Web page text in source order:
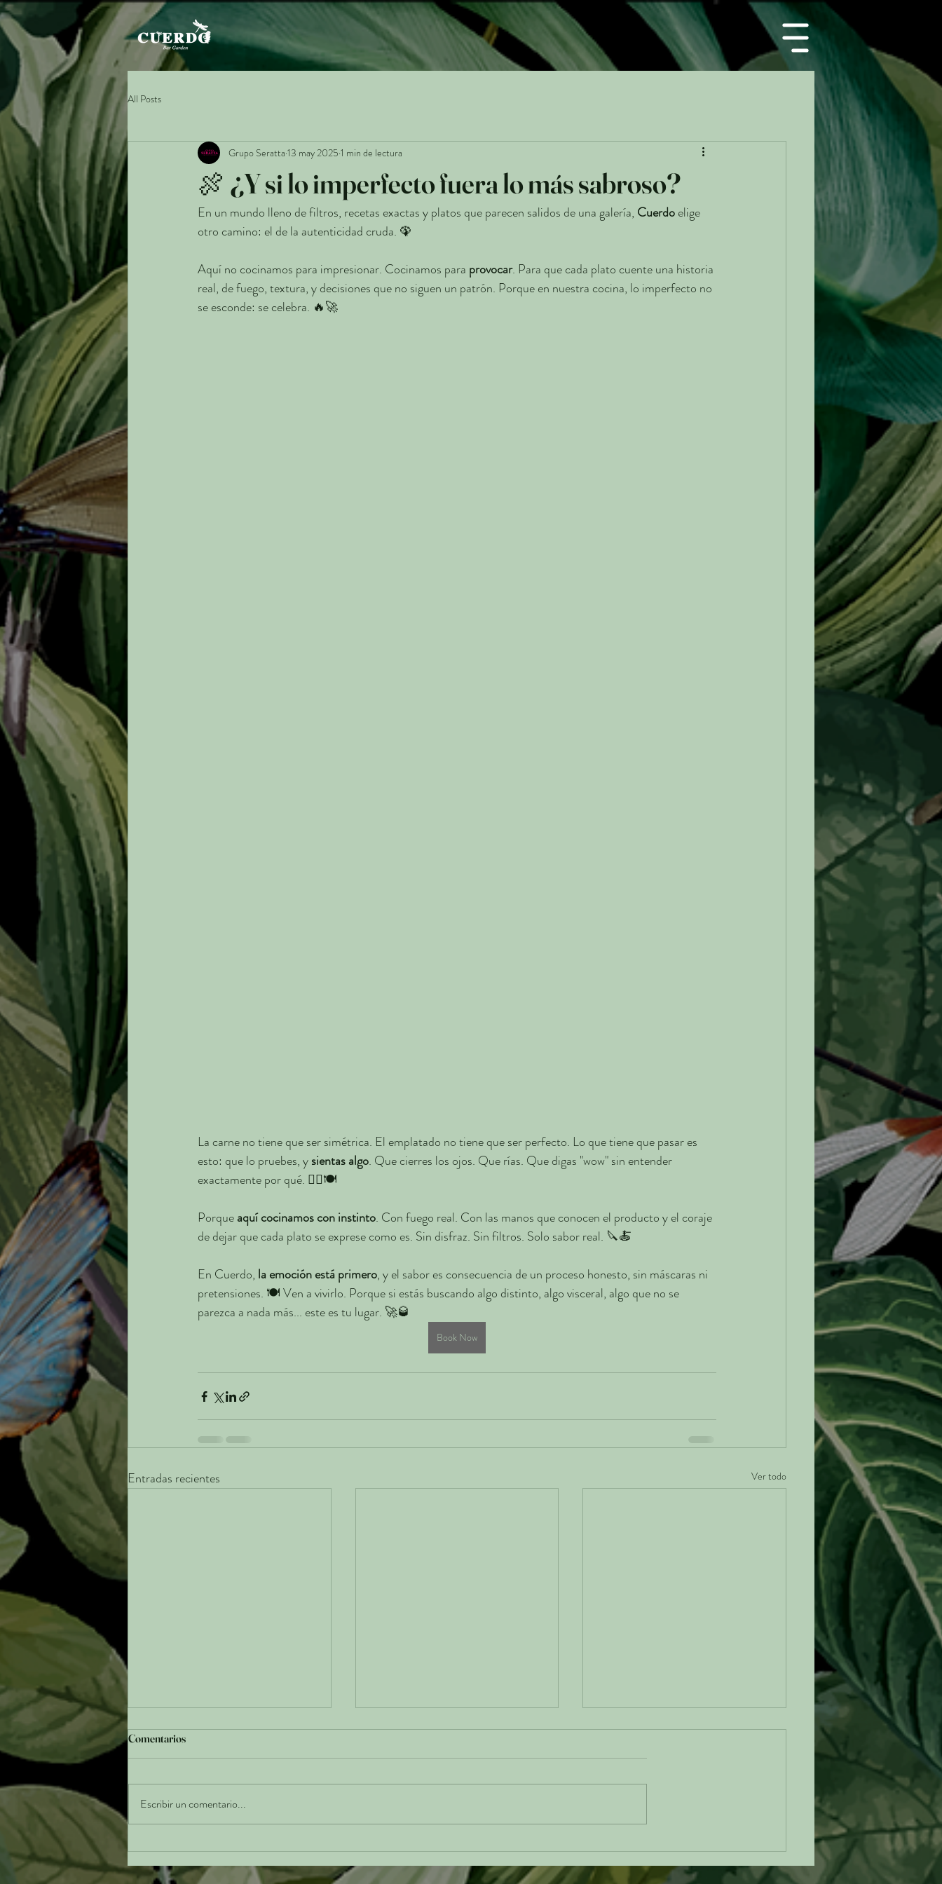
All Posts
🍖 ¿Y si lo imperfecto fuera lo más sabroso?
Grupo Seratta 13 may 2025 1 min de lectura
En un mundo lleno de filtros, recetas exactas y platos que parecen salidos de una galería, Cuerdo elige
otro camino: el de la autenticidad cruda. 🦚
Aquí no cocinamos para impresionar. Cocinamos para provocar. Para que cada plato cuente una historia
real, de fuego, textura, y decisiones que no siguen un patrón. Porque en nuestra cocina, lo imperfecto no
se esconde: se celebra. 🔥🚀
La carne no tiene que ser simétrica. El emplatado no tiene que ser perfecto. Lo que tiene que pasar es
esto: que lo pruebes, y sientas algo. Que cierres los ojos. Que rías. Que digas "wow" sin entender
exactamente por qué. 🤦‍♀️🍽️
Porque aquí cocinamos con instinto. Con fuego real. Con las manos que conocen el producto y el coraje
de dejar que cada plato se exprese como es. Sin disfraz. Sin filtros. Solo sabor real. 🔪🍝
En Cuerdo, la emoción está primero, y el sabor es consecuencia de un proceso honesto, sin máscaras ni
pretensiones. 🍽️ Ven a vivirlo. Porque si estás buscando algo distinto, algo visceral, algo que no se
parezca a nada más... este es tu lugar. 🚀🥃
Book Now
Entradas recientes Ver todo
nueva forma de cocinar lo nuestro
inspiración: la cocina colombiana
vista desde Cuerdo
colombiano que siempre
encuentra nuevas formas de
Comentarios
Escribir un comentario...